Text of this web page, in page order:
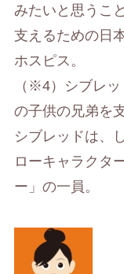
みたいと思うこ
支えるための日
ホスピス。
（※4）シブレッ
の子供の兄弟を
シブレッドは、
ローキャラクタ
ー」の一員。